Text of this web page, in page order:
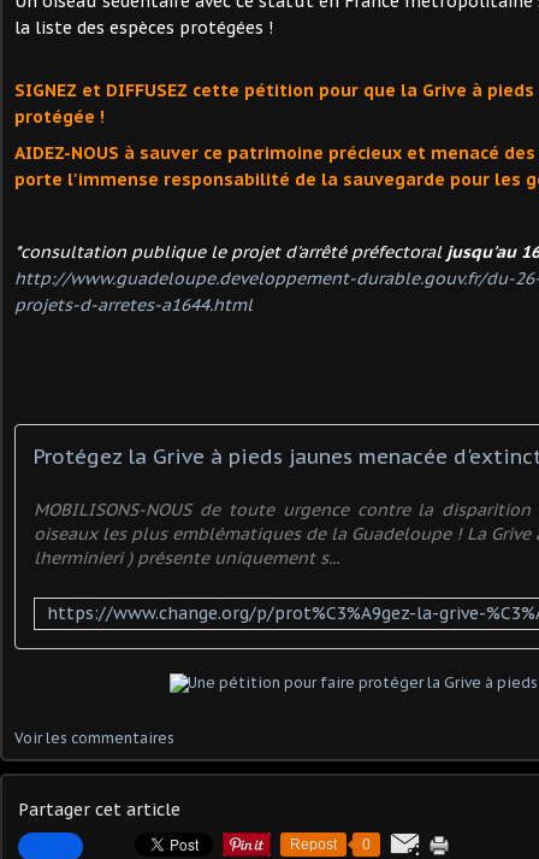
la liste des espèces protégées !
SIGNEZ et DIFFUSEZ cette pétition pour que la Grive à
protégée !
AIDEZ-NOUS à sauver ce patrimoine précieux et menacé
porte l'immense responsabilité de la sauvegarde pour les
*consultation publique le projet d'arrêté préfectoral jusqu'au
http://www.guadeloupe.developpement-durable.gouv.fr/du-
projets-d-arretes-a1644.html
Protégez la Grive à pieds jaunes menacée
MOBILISONS-NOUS de toute urgence contre la
oiseaux les plus emblématiques de la Guadeloupe ! La Grive
lherminieri ) présente uniquement s...
Voir les commentaires
Partager cet article
Repost 0